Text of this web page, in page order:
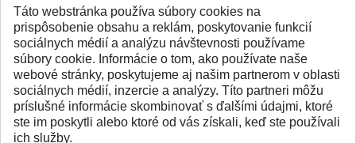
SPÄŤ NA VRCH
Táto webstránka používa súbory cookies na
prispôsobenie obsahu a reklám, poskytovanie funkcií
sociálnych médií a analýzu návštevnosti používame
súbory cookie. Informácie o tom, ako používate naše
webové stránky, poskytujeme aj našim partnerom v oblasti
sociálnych médií, inzercie a analýzy. Títo partneri môžu
príslušné informácie skombinovať s ďalšími údajmi, ktoré
ste im poskytli alebo ktoré od vás získali, keď ste používali
ich služby.